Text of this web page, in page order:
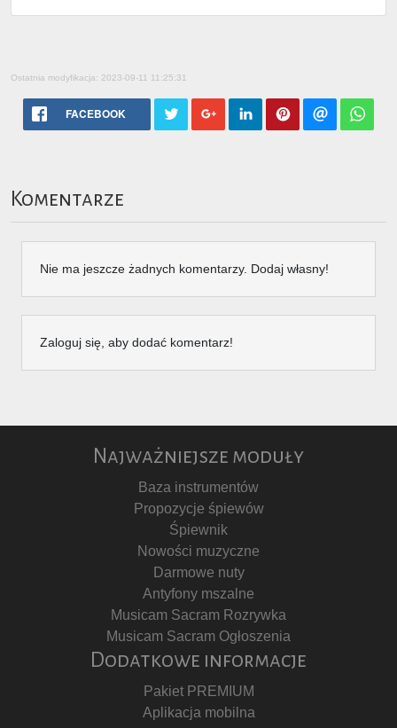
Ostatnia modyfikacja: 2023-09-11 11:25:31
FACEBOOK
Komentarze
Nie ma jeszcze żadnych komentarzy. Dodaj własny!
Zaloguj się, aby dodać komentarz!
Najważniejsze moduły
Baza instrumentów
Propozycje śpiewów
Śpiewnik
Nowości muzyczne
Darmowe nuty
Antyfony mszalne
Musicam Sacram Rozrywka
Musicam Sacram Ogłoszenia
Dodatkowe informacje
Pakiet PREMIUM
Aplikacja mobilna